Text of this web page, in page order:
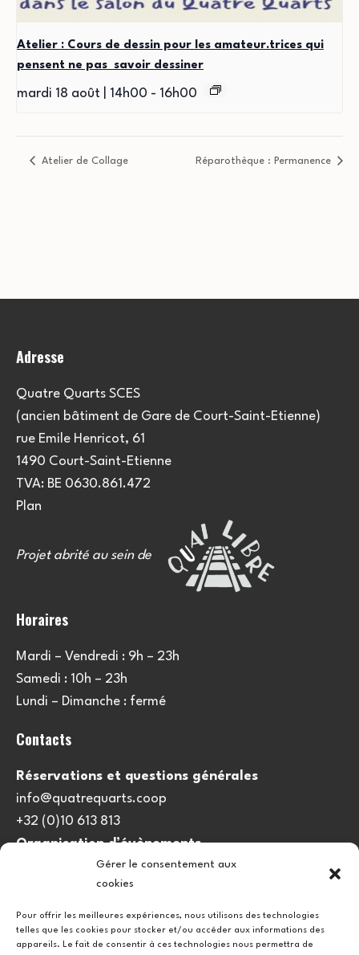
Gérer le consentement aux
cookies
Pour offrir les meilleures expériences, nous utilisons des technologies
telles que les cookies pour stocker et/ou accéder aux informations des
appareils. Le fait de consentir à ces technologies nous permettra de
Atelier : Cours de dessin pour les amateur.trices qui
pensent ne pas savoir dessiner
mardi 18 août | 14h00 - 16h00
Atelier de Collage Réparothèque : Permanence
Adresse
Quatre Quarts SCES
(ancien bâtiment de Gare de Court-Saint-Etienne)
rue Emile Henricot, 61
1490 Court-Saint-Etienne
TVA: BE 0630.861.472
Plan
Projet abrité au sein de
Horaires
Mardi – Vendredi : 9h – 23h
Samedi : 10h – 23h
Lundi – Dimanche : fermé
Contacts
Réservations et questions générales
info@quatrequarts.coop
+32 (0)10 613 813
Organisation d’évènements
viedulieu@quatrequarts.coop
Politique de cookies (UE)